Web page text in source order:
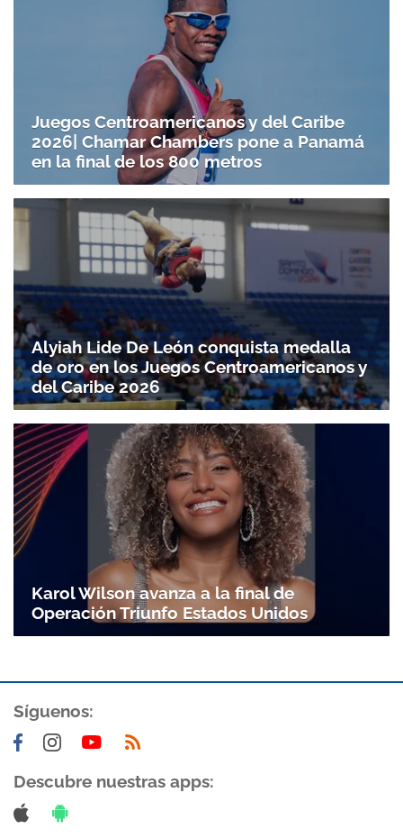
Juegos Centroamericanos y del Caribe
2026| Chamar Chambers pone a Panamá
en la final de los 800 metros
Alyiah Lide De León conquista medalla
de oro en los Juegos Centroamericanos y
del Caribe 2026
Karol Wilson avanza a la final de
Operación Triunfo Estados Unidos
Síguenos:
Descubre nuestras apps: